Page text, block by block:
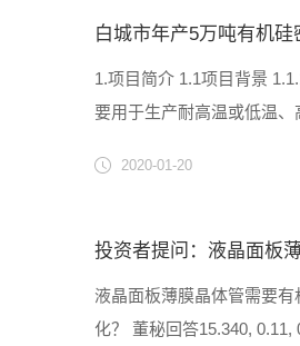
白城市年产5万吨有机硅
1.项目简介 1.1项目背景
要用于生产耐高温或低温
2020-01-20
投资者提问：液晶面板
液晶面板薄膜晶体管需要
化？ 董秘回答15.340,